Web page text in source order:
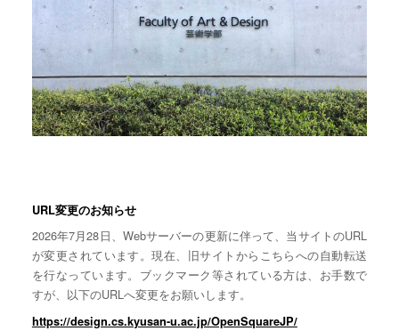
URL変更のお知らせ
2026年7月28日、Webサーバーの更新に伴って、当サイトのURL
が変更されています。現在、旧サイトからこちらへの自動転送
を行なっています。ブックマーク等されている方は、お手数で
すが、以下のURLへ変更をお願いします。
https://design.cs.kyusan-u.ac.jp/OpenSquareJP/